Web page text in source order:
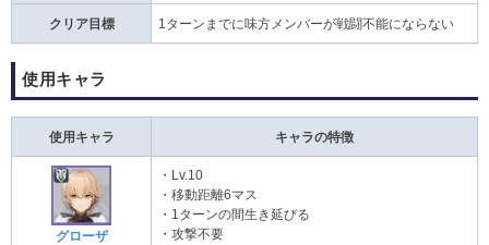
クリア目標 1ターンまでに味方メンバーが戦闘不能にならない
使用キャラ
使用キャラ キャラの特徴
グローザ
・Lv.10
・移動距離6マス
・1ターンの間生き延びる
・攻撃不要